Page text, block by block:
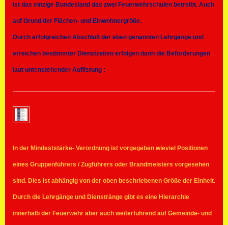
ist das einzige Bundesland das zwei Feuerwehrschulen betreibt. Auch
auf Grund der Flächen- und Einwohnergröße.
Durch erfolgreichen Abschluß der eben genannten Lehrgänge und
erreichen bestimmter Dienstzeiten erfolgen dann die Beförderungen
laut untenstehender Auflistung :
In der Mindeststärke- Verordnung ist vorgegeben wieviel Positionen
eines Gruppenführers / Zugführers oder Brandmeisters vorgesehen
sind. Dies ist abhängig von der oben beschriebenen Größe der Einheit.
Durch die Lehrgänge und Dienstränge gibt es eine Hierarchie
innerhalb der Feuerwehr aber auch weiterführend auf Gemeinde- und